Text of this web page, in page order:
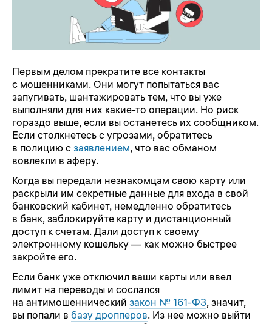
Первым делом прекратите все контакты
с мошенниками. Они могут попытаться вас
запугивать, шантажировать тем, что вы уже
выполняли для них какие-то операции. Но риск
гораздо выше, если вы останетесь их сообщником.
Если столкнетесь с угрозами, обратитесь
в полицию с заявлением, что вас обманом
вовлекли в аферу.
Когда вы передали незнакомцам свою карту или
раскрыли им секретные данные для входа в свой
банковский кабинет, немедленно обратитесь
в банк, заблокируйте карту и дистанционный
доступ к счетам. Дали доступ к своему
электронному кошельку — как можно быстрее
закройте его.
Если банк уже отключил ваши карты или ввел
лимит на переводы и сослался
на антимошеннический закон № 161-ФЗ, значит,
вы попали в базу дропперов. Из нее можно выйти